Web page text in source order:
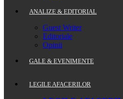
ANALIZE & EDITORIAL
Guest Writer
Editoriale
Opinii
GALE & EVENIMENTE
LEGILE AFACERILOR